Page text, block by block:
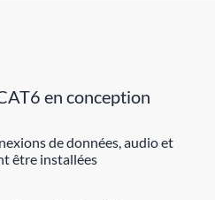
en conception
de données, audio et
être installées